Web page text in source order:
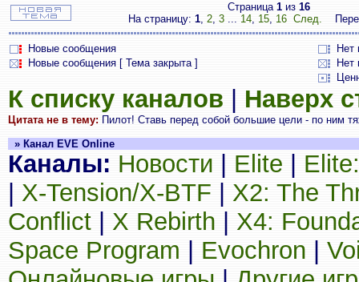
Страница 1из 16
На страницу: 1, 2, 3 ... 14, 15, 16 След.
Новые сообщения
Нет
Новые сообщения [ Тема закрыта ]
Нет
К списку каналов Наверх
Цитата не в тему: Пилот! Ставь перед собой большие цели - по ним
» Канал EVE Online
Каналы: Новости Elite
X-Tension/X-BTF
X2: The
Conflict
X Rebirth
X4:
Space Program
Evochron